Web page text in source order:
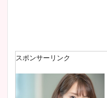
スポンサーリンク